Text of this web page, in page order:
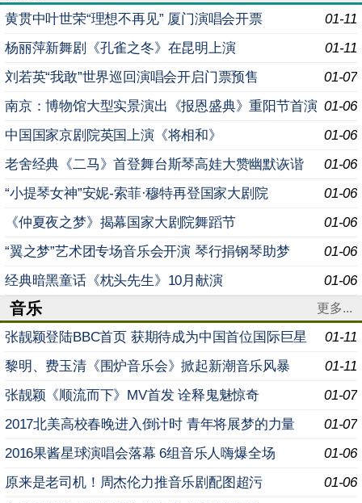
01-11
黄贯中叶世荣“理想不再见” 厦门演唱会开票
01-11
杨丽萍新舞剧《孔雀之冬》在昆明上演
01-07
刘若英“我敢”世界巡回演唱会开启门票预售
01-06
南京：博物馆大型实景演出《报恩盛典》重阳节首演
01-06
中国国家京剧院英国上演《将相和》
01-06
老舍经典《二马》首登舞台斯琴高娃大赞幽默诙谐
01-06
“小提琴女神”安妮-索菲·穆特再登国家大剧院
01-06
《仲夏夜之梦》揭幕国家大剧院舞蹈节
01-06
“翼之梦”艺术团专场音乐会开演 琴行捐钢琴助梦
01-06
经典暗黑童话《枕头先生》10月献演
音乐 更多...
01-11
张靓颖登陆BBC首页 获期待成为中国首位国际巨星
01-11
黎明、费玉清《围炉音乐会》掀起新潮音乐风暴
01-07
张靓颖《顺流而下》MV首发 诠释鬼魅惊奇
01-07
2017北美高校春晚进入倒计时 青年将展梦的力量
01-06
2016果酱星球演唱会落幕 6组音乐人嗨爆全场
01-06
原来是老司机！周杰伦力推音乐剧配图超污